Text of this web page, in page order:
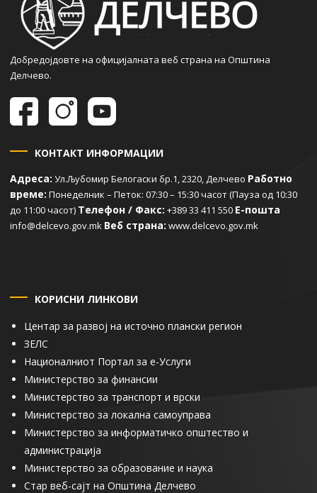
Добредојдовте на официјалната веб страна на Општина
Делчево.
КОНТАКТ ИНФОРМАЦИИ
Адреса: Ул.Љубомир Белогаски бр.1, 2320, Делчево Работно
време: Понеделник – Петок: 07:30 – 15:30 часот (Пауза од 10:30
до 11:00 часот) Телефон / Факс: +389 33 411 550 Е-пошта
info@delcevo.gov.mk Веб страна: www.delcevo.gov.mk
КОРИСНИ ЛИНКОВИ
Центар за развој на источно плански регион
ЗЕЛС
Националниот Портал за е-Услуги
Министерство за финансии
Министерство за транспорт и врски
Министерство за локална самоуправа
Министерство за информатичко општество и
администрација
Министерство за образование и наука
Стар веб-сајт на Општина Делчево